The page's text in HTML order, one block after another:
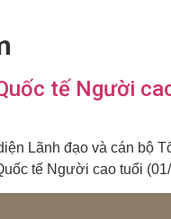
tế Người
Lãnh đạo và cán bộ
tế Người cao tuổi